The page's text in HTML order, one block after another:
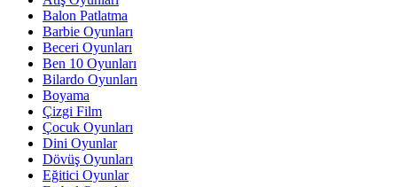
Balon Patlatma
Barbie Oyunları
Beceri Oyunları
Ben 10 Oyunları
Bilardo Oyunları
Boyama
Çizgi Film
Çocuk Oyunları
Dini Oyunlar
Dövüş Oyunları
Eğitici Oyunlar